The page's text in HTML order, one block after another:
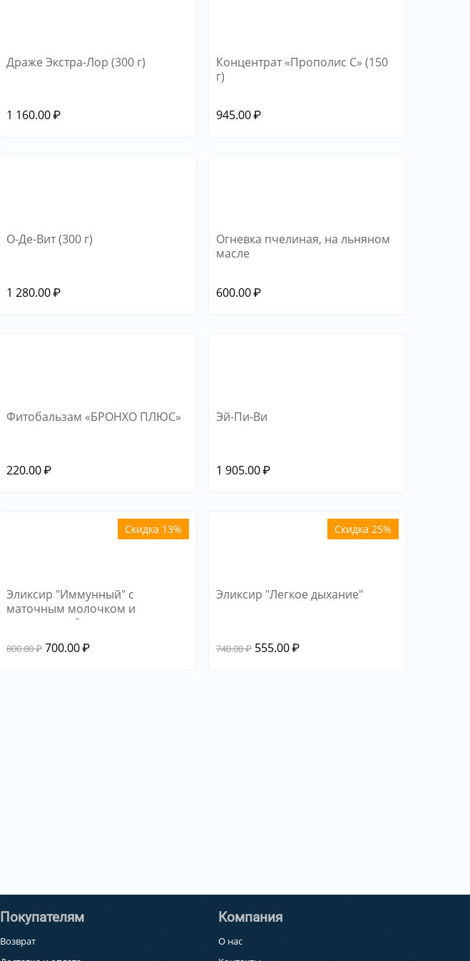
Драже Экстра-Лор (300 г)
1 160.00₽
Концентрат «Прополис С» (150
г)
945.00₽
О-Де-Вит (300 г)
1 280.00₽
Огневка пчелиная, на льняном
масле
600.00₽
Фитобальзам «БРОНХО ПЛЮС»
220.00₽
Эй-Пи-Ви
1 905.00₽
Скидка 13%
Эликсир "Иммунный" с
маточным молочком и
витамином С
800.00₽ 700.00₽
Скидка 25%
Эликсир "Легкое дыхание"
740.00₽ 555.00₽
Покупателям
Возврат
Компания
О нас